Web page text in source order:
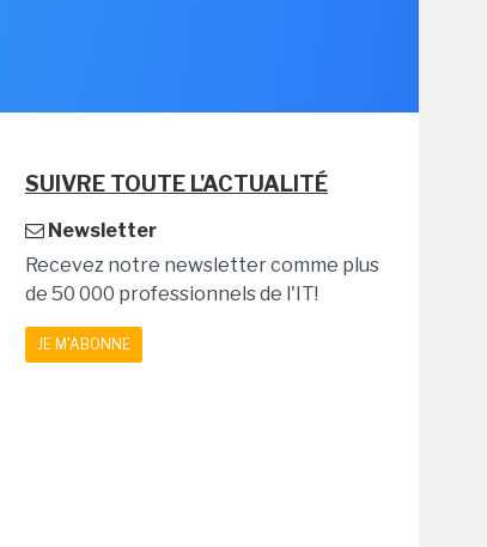
SUIVRE TOUTE L'ACTUALITÉ
Newsletter
Recevez notre newsletter comme plus
de 50 000 professionnels de l'IT!
JE M'ABONNE